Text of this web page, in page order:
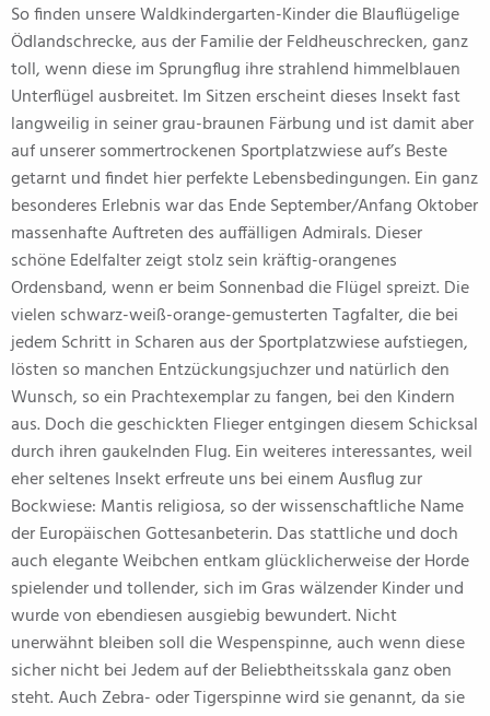
So finden unsere Waldkindergarten-Kinder die Blauflügelige
Ödlandschrecke, aus der Familie der Feldheuschrecken, ganz
toll, wenn diese im Sprungflug ihre strahlend himmelblauen
Unterflügel ausbreitet. Im Sitzen erscheint dieses Insekt fast
langweilig in seiner grau-braunen Färbung und ist damit aber
auf unserer sommertrockenen Sportplatzwiese auf’s Beste
getarnt und findet hier perfekte Lebensbedingungen. Ein ganz
besonderes Erlebnis war das Ende September/Anfang Oktober
massenhafte Auftreten des auffälligen Admirals. Dieser
schöne Edelfalter zeigt stolz sein kräftig-orangenes
Ordensband, wenn er beim Sonnenbad die Flügel spreizt. Die
vielen schwarz-weiß-orange-gemusterten Tagfalter, die bei
jedem Schritt in Scharen aus der Sportplatzwiese aufstiegen,
lösten so manchen Entzückungsjuchzer und natürlich den
Wunsch, so ein Prachtexemplar zu fangen, bei den Kindern
aus. Doch die geschickten Flieger entgingen diesem Schicksal
durch ihren gaukelnden Flug. Ein weiteres interessantes, weil
eher seltenes Insekt erfreute uns bei einem Ausflug zur
Bockwiese: Mantis religiosa, so der wissenschaftliche Name
der Europäischen Gottesanbeterin. Das stattliche und doch
auch elegante Weibchen entkam glücklicherweise der Horde
spielender und tollender, sich im Gras wälzender Kinder und
wurde von ebendiesen ausgiebig bewundert. Nicht
unerwähnt bleiben soll die Wespenspinne, auch wenn diese
sicher nicht bei Jedem auf der Beliebtheitsskala ganz oben
steht. Auch Zebra- oder Tigerspinne wird sie genannt, da sie